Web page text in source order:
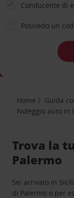
Conducente di
Possiedo un
Home Guida
Noleggio auto in
Trova la
Palermo
Sei arrivato in
di Palermo o per